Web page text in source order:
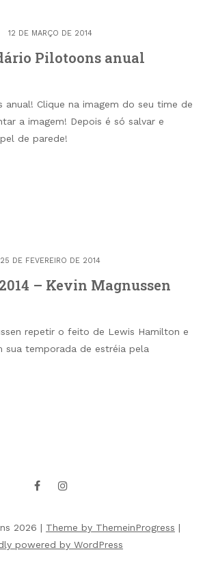
12 DE MARÇO DE 2014
Pilotoons anual
anual! Clique na imagem do seu time de
a imagem! Depois é só salvar e
de parede!
25 DE FEVEREIRO DE 2014
– Kevin Magnussen
repetir o feito de Lewis Hamilton e
temporada de estréia pela
2026 | Theme by ThemeinProgress |
powered by WordPress